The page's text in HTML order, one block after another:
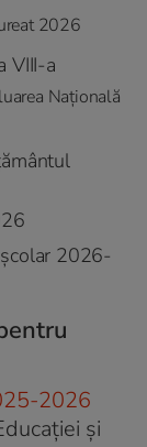
2026
VIII-a
Națională
2026-
2026
și